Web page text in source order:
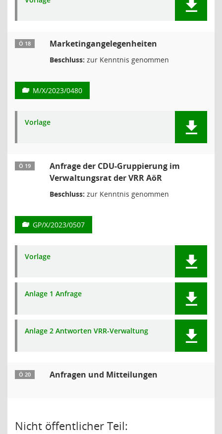
Ö 18 Marketingangelegenheiten
Beschluss: zur Kenntnis genommen
M/X/2023/0480
Vorlage
Ö 19
Anfrage der CDU-Gruppierung im
Verwaltungsrat der VRR AöR
Beschluss: zur Kenntnis genommen
GP/X/2023/0507
Vorlage
Anlage 1 Anfrage
Anlage 2 Antworten VRR-Verwaltung
Ö 20 Anfragen und Mitteilungen
Nicht öffentlicher Teil: